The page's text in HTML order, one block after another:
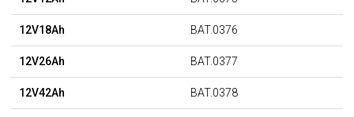
12V18Ah BAT.0376
12V26Ah BAT.0377
12V42Ah BAT.0378